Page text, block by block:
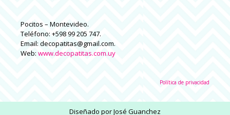
Pocitos – Montevideo.
Teléfono: +598 99 205 747.
Email: decopatitas@gmail.com.
Web: www.decopatitas.com.uy
Política de privacidad
Diseñado porJosé Guanchez